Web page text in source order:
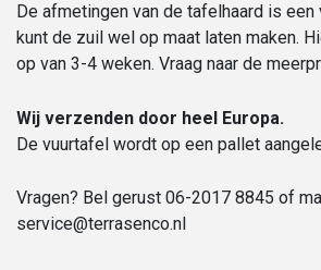
De afmetingen van de tafelhaard is een
kunt de zuil wel op maat laten maken.
op van 3-4 weken. Vraag naar de
Wij verzenden door heel Europa.
De vuurtafel wordt op een pallet
Vragen? Bel gerust 06-2017 8845 of
service@terrasenco.nl